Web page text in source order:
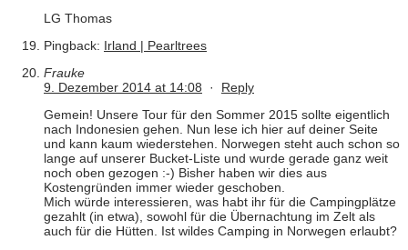
LG Thomas
Pingback: Irland | Pearltrees
Frauke
9. Dezember 2014 at 14:08 · Reply
Gemein! Unsere Tour für den Sommer 2015 sollte eigentlich
nach Indonesien gehen. Nun lese ich hier auf deiner Seite
und kann kaum wiederstehen. Norwegen steht auch schon so
lange auf unserer Bucket-Liste und wurde gerade ganz weit
noch oben gezogen :-) Bisher haben wir dies aus
Kostengründen immer wieder geschoben.
Mich würde interessieren, was habt ihr für die Campingplätze
gezahlt (in etwa), sowohl für die Übernachtung im Zelt als
auch für die Hütten. Ist wildes Camping in Norwegen erlaubt?